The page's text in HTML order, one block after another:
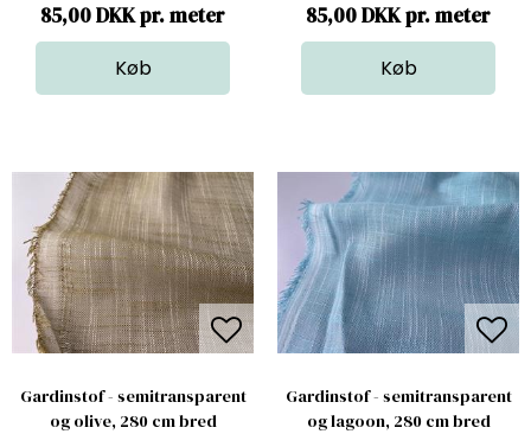
85,00 DKK pr. meter 85,00 DKK pr. meter
Gardinstof - semitransparent
og olive, 280 cm bred
Gardinstof - semitransparent
og lagoon, 280 cm bred